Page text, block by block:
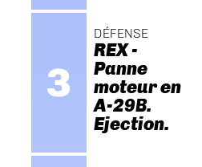
DÉFENSE
REX -
Panne
moteur en
A-29B.
Ejection.